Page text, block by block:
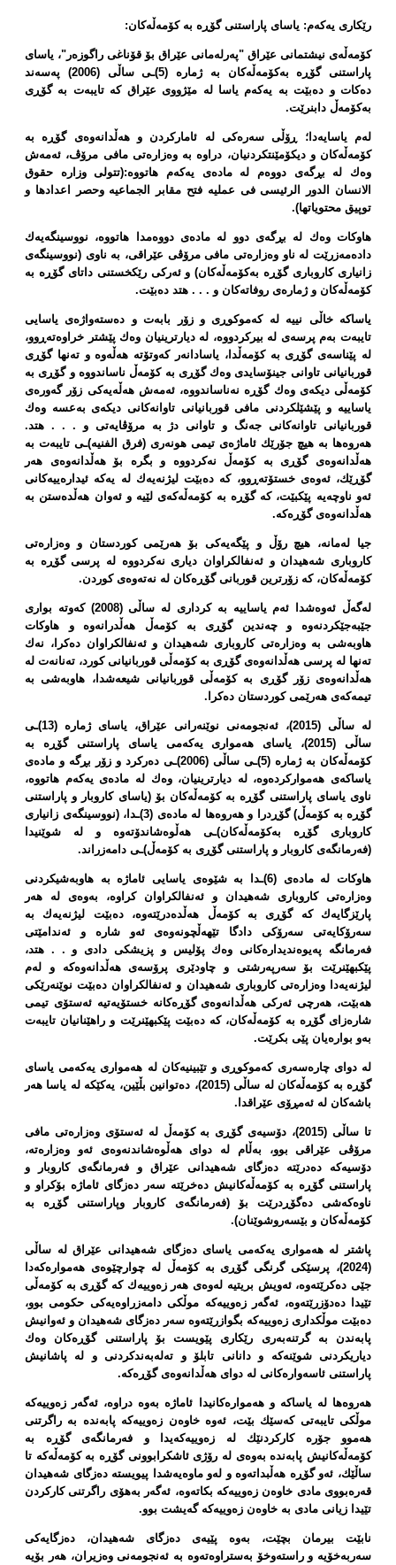
رێكاری یەكەم: یاسای پاراستنی گۆڕە بە كۆمەڵەكان:
كۆمەڵەی نیشتمانی عێراق "پەرلەمانی عێراق بۆ قۆناغی راگوزەر"، یاسای
پاراستنی گۆڕە بەكۆمەڵەكان بە ژمارە (5)ـی ساڵی (2006) پەسەند
دەكات و دەبێت بە یەكەم یاسا لە مێژووی عێراق كە تایبەت بە گۆڕی
بەكۆمەڵ دابنرێت.
لەم یاسایەدا؛ ڕۆڵی سەرەكی لە ئاماركردن و هەڵدانەوەی گۆڕە بە
كۆمەڵەكان و دیكۆمێنتكردنیان، دراوە بە وەزارەتی مافی مرۆڤ، ئەمەش
وەك لە بڕگەی دووەم لە مادەی یەكەم هاتووە:(تتولی وزارە حقوق
الانسان الدور الرئیسی فی عملیە فتح مقابر الجماعیە وحصر اعدادها و
توپیق محتویاتها).
هاوكات وەك لە بڕگەی دوو لە مادەی دووەمدا هاتووە، نووسینگەیەك
دادەمەزرێت لە ناو وەزارەتی مافی مرۆڤی عێراقی، بە ناوی (نووسینگەی
زانیاری كاروباری گۆڕە بەكۆمەڵەكان) و ئەركی رێكخستنی داتای گۆڕە بە
كۆمەڵەكان و ژمارەی روفاتەكان و . . . هتد دەبێت.
یاساكە خاڵی نییە لە كەموكوڕی و زۆر بابەت و دەستەواژەی یاسایی
تایبەت بەم پرسەی لە بیركردووە، لە دیارترینیان وەك پێشتر خراوەتەڕوو،
لە پێناسەی گۆڕی بە كۆمەڵدا، یاسادانەر كەوتۆتە هەڵەوە و تەنها گۆڕی
قوربانیانی تاوانی جینۆسایدی وەك گۆڕی بە كۆمەڵ ناساندووە و گۆڕی بە
كۆمەڵی دیكەی وەك گۆڕە نەناساندووە، ئەمەش هەڵەیەكی زۆر گەورەی
یاساییە و پێشێلكردنی مافی قوربانیانی تاوانەكانی دیكەی بەعسە وەك
قوربانیانی تاوانەكانی جەنگ و تاوانی دژ بە مرۆڤایەتی و . . . هتد.
هەروەها بە هیچ جۆرێك ئاماژەی تیمی هونەری (فرق الفنیە)ـی تایبەت بە
هەڵدانەوەی گۆڕی بە كۆمەڵ نەكردووە و بگرە بۆ هەڵدانەوەی هەر
گۆڕێك، ئەوەی خستۆتەڕوو، كە دەبێت لیژنەیەك لە یەكە ئیدارەییەكانی
ئەو ناوچەیە پێكبێت، كە گۆڕە بە كۆمەڵەكەی لێیە و ئەوان هەڵدەستن بە
هەڵدانەوەی گۆڕەكە.
جیا لەمانە، هیچ رۆڵ و پێگەیەكی بۆ هەرێمی كوردستان و وەزارەتی
كاروباری شەهیدان و ئەنفالكراوان دیاری نەكردووە لە پرسی گۆڕە بە
كۆمەڵەكان، كە زۆرترین قوربانی گۆڕەكان لە نەتەوەی كوردن.
لەگەڵ ئەوەشدا ئەم یاساییە بە كرداری لە ساڵی (2008) كەوتە بواری
جێبەجێكردنەوە و چەندین گۆڕی بە كۆمەڵ هەڵدرانەوە و هاوكات
هاوبەشی بە وەزارەتی كاروباری شەهیدان و ئەنفالكراوان دەكرا، نەك
تەنها لە پرسی هەڵدانەوەی گۆڕی بە كۆمەڵی قوربانیانی كورد، تەنانەت لە
هەڵدانەوەی زۆر گۆڕی بە كۆمەڵی قوربانیانی شیعەشدا، هاوبەشی بە
تیمەكەی هەرێمی كوردستان دەكرا.
لە ساڵی (2015)، ئەنجومەنی نوێنەرانی عێراق، یاسای ژمارە (13)ـی
ساڵی (2015)، یاسای هەمواری یەكەمی یاسای پاراستنی گۆڕە بە
كۆمەڵەكان بە ژمارە (5)ـی ساڵی (2006)ـی دەركرد و زۆر بڕگە و مادەی
یاساكەی هەمواركردەوە، لە دیارترینیان، وەك لە مادەی یەكەم هاتووە،
ناوی یاسای پاراستنی گۆڕە بە كۆمەڵەكان بۆ (یاسای كاروبار و پاراستنی
گۆڕە بە كۆمەڵ) گۆڕدرا و هەروەها لە مادەی (3)ـدا، (نووسینگەی زانیاری
كاروباری گۆڕە بەكۆمەڵەكان)ـی هەڵوەشاندۆتەوە و لە شوێنیدا
(فەرمانگەی كاروبار و پاراستنی گۆڕی بە كۆمەڵ)ـی دامەزراند.
هاوكات لە مادەی (6)ـدا بە شێوەی یاسایی ئاماژە بە هاوبەشیكردنی
وەزارەتی كاروباری شەهیدان و ئەنفالكراوان كراوە، بەوەی لە هەر
پارێزگایەك كە گۆڕی بە كۆمەڵ هەڵدەدرێتەوە، دەبێت لیژنەیەك بە
سەرۆكایەتی سەرۆكی دادگا تێهەڵچونەوەی ئەو شارە و ئەندامێتی
فەرمانگە پەیوەندیدارەكانی وەك پۆلیس و پزیشكی دادی و . . هتد،
پێكبهێنرێت بۆ سەرپەرشتی و چاودێری پرۆسەی هەڵدانەوەكە و لەم
لیژنەیەدا وەزارەتی كاروباری شەهیدان و ئەنفالكراوان دەبێت نوێنەرێكی
هەبێت، هەرچی ئەركی هەڵدانەوەی گۆڕەكانە خستۆیەتیە ئەستۆی تیمی
شارەزای گۆڕە بە كۆمەڵەكان، كە دەبێت پێكبهێنرێت و راهێنانیان تایبەت
بەو بوارەیان پێی بكرێت.
لە دوای چارەسەری كەموكوڕی و تێبینیەكان لە هەمواری یەكەمی یاسای
گۆڕە بە كۆمەڵەكان لە ساڵی (2015)، دەتوانین بڵێین، یەكێكە لە یاسا هەر
باشەكان لە ئەمڕۆی عێراقدا.
تا ساڵی (2015)، دۆسیەی گۆڕی بە كۆمەڵ لە ئەستۆی وەزارەتی مافی
مرۆڤی عێراقی بوو، بەڵام لە دوای هەڵوەشاندنەوەی ئەو وەزارەتە،
دۆسیەكە دەدرێتە دەزگای شەهیدانی عێراق و فەرمانگەی كاروبار و
پاراستنی گۆڕە بە كۆمەڵەكانیش دەخرێتە سەر دەزگای ئاماژە بۆكراو و
ناوەكەشی دەگۆڕدرێت بۆ (فەرمانگەی كاروبار وپاراستنی گۆڕە بە
كۆمەڵەكان و بێسەروشوێنان).
پاشتر لە هەمواری یەكەمی یاسای دەزگای شەهیدانی عێراق لە ساڵی
(2024)، پرسێكی گرنگی گۆڕی بە كۆمەڵ لە چوارچێوەی هەموارەكەدا
جێی دەكرێتەوە، ئەویش بریتیە لەوەی هەر زەوییەك كە گۆڕی بە كۆمەڵی
تێیدا دەدۆزرێتەوە، ئەگەر زەوییەكە موڵكی دامەزراوەیەكی حكومی بوو،
دەبێت موڵكداری زەوییەكە بگوازرێتەوە سەر دەزگای شەهیدان و ئەوانیش
پابەندن بە گرتنەبەری رێكاری پێویست بۆ پاراستنی گۆڕەكان وەك
دیاریكردنی شوێنەكە و دانانی تابلۆ و تەلەبەندكردنی و لە پاشانیش
پاراستنی ئاسەوارەكانی لە دوای هەڵدانەوەی گۆڕەكە.
هەروەها لە یاساكە و هەموارەكانیدا ئاماژە بەوە دراوە، ئەگەر زەوییەكە
موڵكی تایبەتی كەسێك بێت، ئەوە خاوەن زەوییەكە پابەندە بە راگرتنی
هەموو جۆرە كاركردنێك لە زەوییەكەیدا و فەرمانگەی گۆڕە بە
كۆمەڵەكانیش پابەندە بەوەی لە رۆژی ئاشكرابوونی گۆڕە بە كۆمەڵەكە تا
ساڵێك، ئەو گۆڕە هەڵبداتەوە و لەو ماوەیەشدا پیویستە دەزگای شەهیدان
قەرەبووی مادی خاوەن زەوییەكە بكاتەوە، ئەگەر بەهۆی راگرتنی كاركردن
تێیدا زیانی مادی بە خاوەن زەوییەكە گەیشت بوو.
نابێت بیرمان بچێت، بەوە پێیەی دەزگای شەهیدان، دەزگایەكی
سەربەخۆیە و راستەوخۆ بەستراوەتەوە بە ئەنجومەنی وەزیران، هەر بۆیە